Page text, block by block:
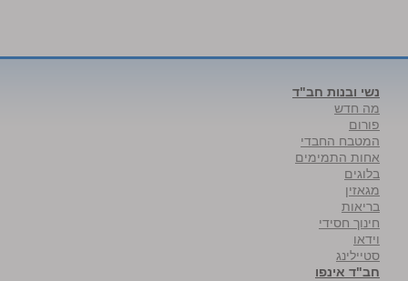
נשי ובנות חב"ד
מה חדש
פורום
המטבח החבדי
אחות התמימים
בלוגים
מגאזין
בריאות
חינוך חסידי
וידאו
סטיילינג
חב"ד אינפו